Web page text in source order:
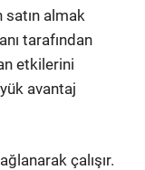
almak
tarafından
etkilerini
avantaj
çalışır.